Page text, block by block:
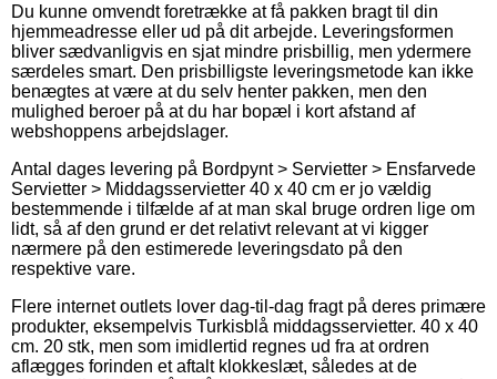
Du kunne omvendt foretrække at få pakken bragt til din
hjemmeadresse eller ud på dit arbejde. Leveringsformen
bliver sædvanligvis en sjat mindre prisbillig, men ydermere
særdeles smart. Den prisbilligste leveringsmetode kan ikke
benægtes at være at du selv henter pakken, men den
mulighed beroer på at du har bopæl i kort afstand af
webshoppens arbejdslager.
Antal dages levering på Bordpynt > Servietter > Ensfarvede
Servietter > Middagsservietter 40 x 40 cm er jo vældig
bestemmende i tilfælde af at man skal bruge ordren lige om
lidt, så af den grund er det relativt relevant at vi kigger
nærmere på den estimerede leveringsdato på den
respektive vare.
Flere internet outlets lover dag-til-dag fragt på deres primære
produkter, eksempelvis Turkisblå middagsservietter. 40 x 40
cm. 20 stk, men som imidlertid regnes ud fra at ordren
aflægges forinden et aftalt klokkeslæt, således at de